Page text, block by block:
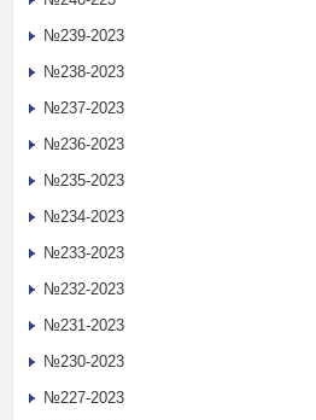
№239-2023
№238-2023
№237-2023
№236-2023
№235-2023
№234-2023
№233-2023
№232-2023
№231-2023
№230-2023
№227-2023